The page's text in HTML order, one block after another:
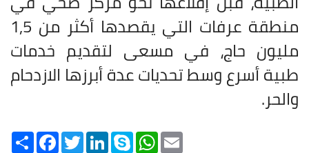
منطقة عرفات التي يقصدها أكثر من 1,5
مليون حاج، في مسعى لتقديم خدمات
طبية أسرع وسط تحديات عدة أبرزها الازدحام
والحر.
Share
FacebookTwitterLinkedInSkype
WhatsAppEmail